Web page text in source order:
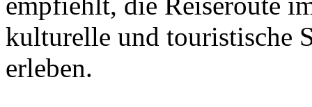
kulturelle und touristische
erleben.